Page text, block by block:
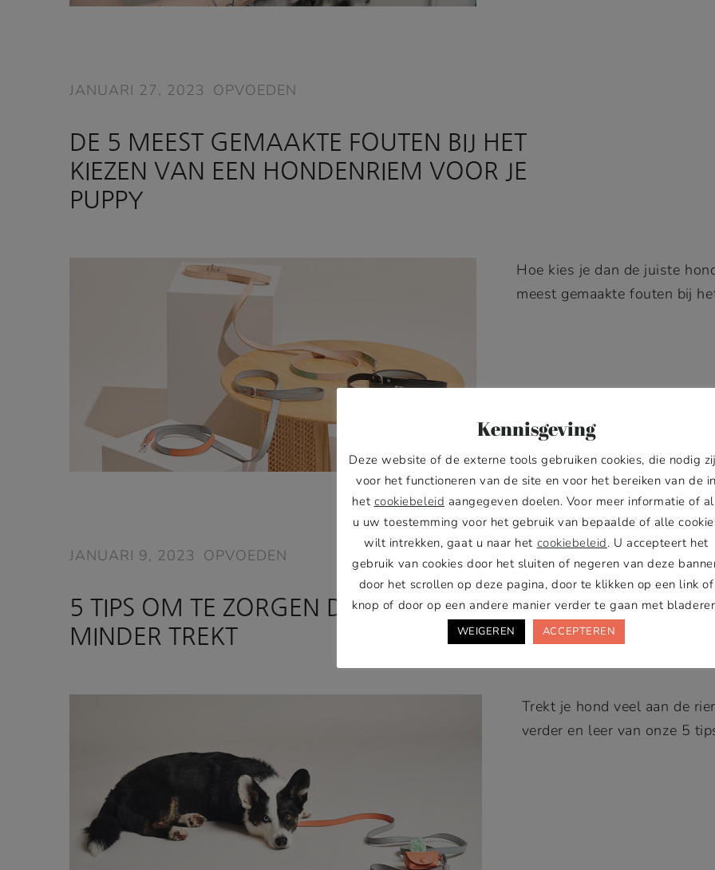
JANUARI 27, 2023 OPVOEDEN
DE 5 MEEST GEMAAKTE FOUTEN BIJ HET
KIEZEN VAN EEN HONDENRIEM VOOR JE
PUPPY
Hoe kies je dan de juiste
meest gemaakte fouten bij
Lees meer
JANUARI 9, 2023 OPVOEDEN
5 TIPS OM TE ZORGEN DAT JE HOND
MINDER TREKT
Trekt je hond veel aan de
verder en leer van onze 5
Kennisgeving
Deze website of de externe tools gebruiken cookies, die nodig
voor het functioneren van de site en voor het bereiken van de in
het cookiebeleid aangegeven doelen. Voor meer informatie of
u uw toestemming voor het gebruik van bepaalde of alle
wilt intrekken, gaat u naar het cookiebeleid. U accepteert het
gebruik van cookies door het sluiten of negeren van deze
door het scrollen op deze pagina, door te klikken op een link of
knop of door op een andere manier verder te gaan met
WEIGEREN ACCEPTEREN